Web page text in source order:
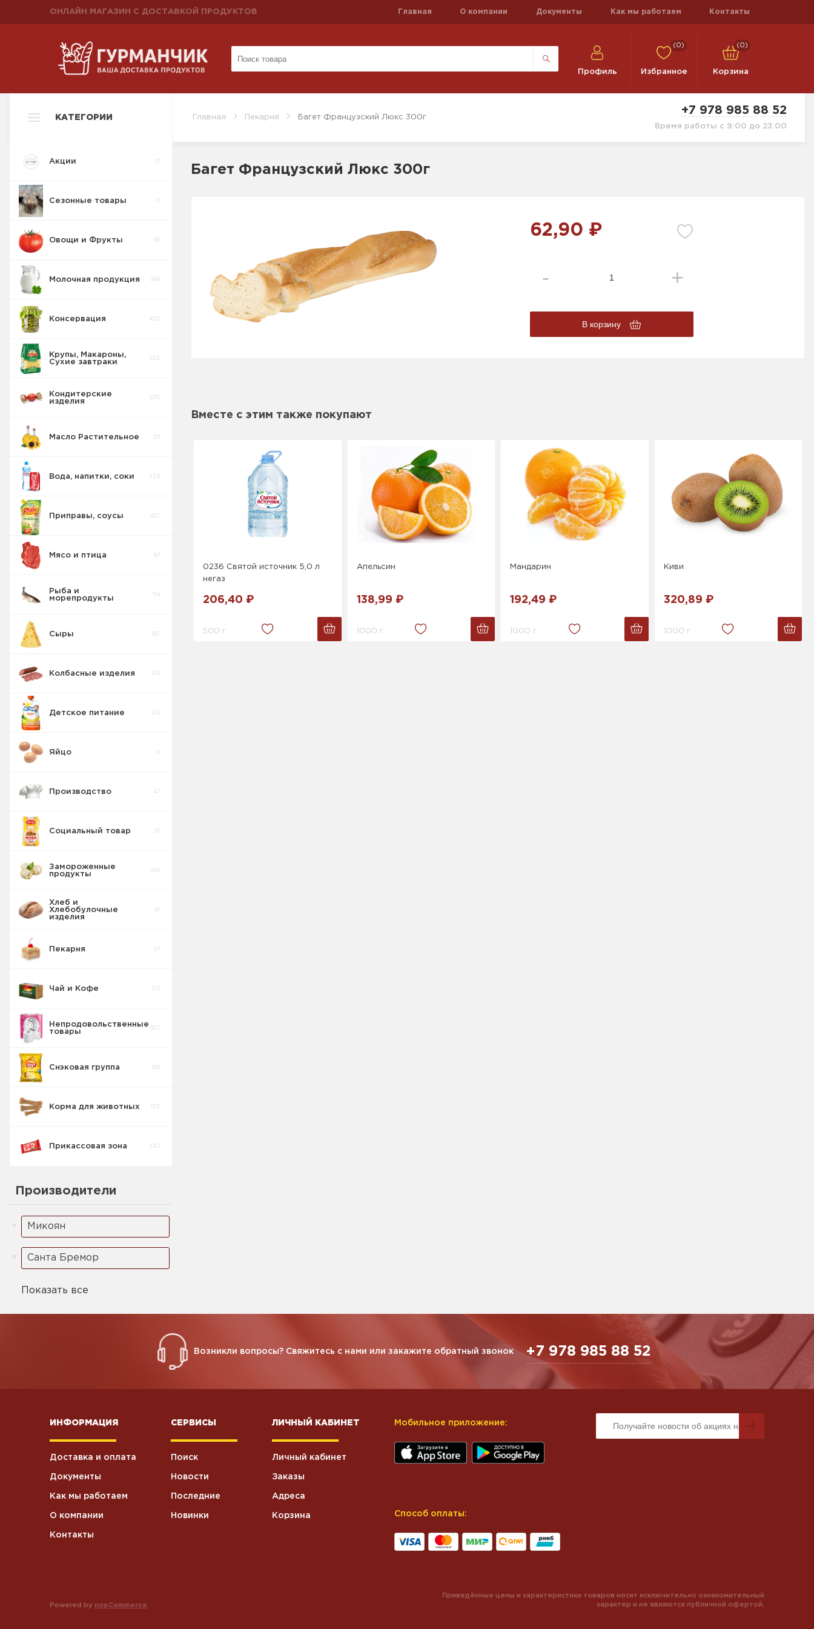
ОНЛАЙН МАГАЗИН С ДОСТАВКОЙ ПРОДУКТОВ Главная О компании Документы Как мы работаем Контакты
Профиль
(0)
Избранное
(0)
Корзина
Главная Пекарня Багет Французский Люкс 300г
+7 978 985 88 52
Время работы с 9:00 до 23:00
КАТЕГОРИИ
Акции 13
Сезонные товары
Овощи и Фрукты 95
Молочная продукция 368
Консервация 432
Крупы, Макароны,
Сухие завтраки
523
Кондитерские
изделия
670
Масло Растительное 39
Вода, напитки, соки 334
Приправы, соусы 452
Мясо и птица 87
Рыба и
морепродукты
114
Сыры 187
Колбасные изделия 214
Детское питание 215
Яйцо 6
Производство 47
Социальный товар 61
Замороженные
продукты
269
Хлеб и
Хлебобулочные
изделия
81
Пекарня 57
Кондитерские
Чай и Кофе 315
Непродовольственные
товары
907
Снэковая группа 190
Корма для животных 123
Прикассовая зона 230
Производители
Микоян
Санта Бремор
Показать все
Багет Французский Люкс 300г
62,90 ₽
В корзину
Вместе с этим также покупают
0236 Святой источник 5,0 л
негаз
206,40 ₽
500 г.
Апельсин
138,99 ₽
1000 г.
Мандарин
192,49 ₽
1000 г.
Киви
320,89 ₽
1000 г.
Возникли вопросы? Свяжитесь с нами или закажите обратный звонок +7 978 985 88 52
ИНФОРМАЦИЯ
Доставка и оплата
Документы
Как мы работаем
О компании
Контакты
СЕРВИСЫ
Поиск
Новости
Последние
Новинки
ЛИЧНЫЙ КАБИНЕТ
Личный кабинет
Заказы
Адреса
Корзина
Мобильное приложение:
Способ оплаты:
Powered by nopCommerce
Приведённые цены и характеристики товаров носят исключительно ознакомительный
характер и не являются публичной офертой.